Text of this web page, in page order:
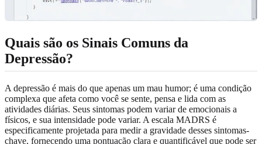
Quais são os Sinais Comuns da
Depressão?
A depressão é mais do que apenas um mau humor; é uma condição
complexa que afeta como você se sente, pensa e lida com as
atividades diárias. Seus sintomas podem variar de emocionais a
físicos, e sua intensidade pode variar. A escala MADRS é
especificamente projetada para medir a gravidade desses sintomas-
chave, fornecendo uma pontuação clara e quantificável que pode ser